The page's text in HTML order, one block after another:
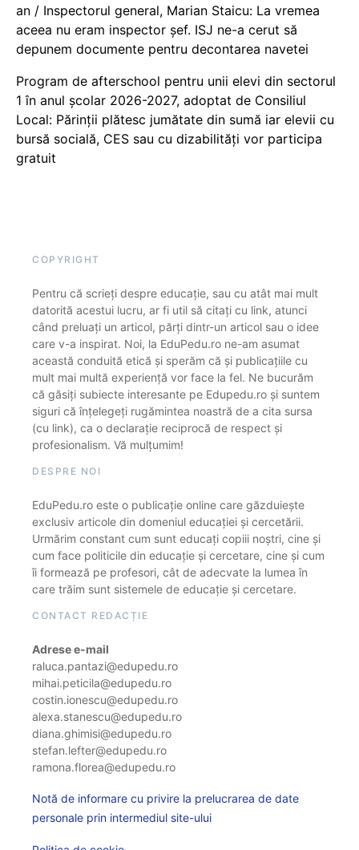
an / Inspectorul general, Marian Staicu: La vremea
aceea nu eram inspector șef. ISJ ne-a cerut să
depunem documente pentru decontarea navetei
Program de afterschool pentru unii elevi din sectorul
1 în anul școlar 2026-2027, adoptat de Consiliul
Local: Părinții plătesc jumătate din sumă iar elevii cu
bursă socială, CES sau cu dizabilităţi vor participa
gratuit
COPYRIGHT
Pentru că scrieți despre educație, sau cu atât mai mult
datorită acestui lucru, ar fi util să citați cu link, atunci
când preluați un articol, părți dintr-un articol sau o idee
care v-a inspirat. Noi, la EduPedu.ro ne-am asumat
această conduită etică și sperăm că și publicațiile cu
mult mai multă experiență vor face la fel. Ne bucurăm
că găsiți subiecte interesante pe Edupedu.ro și suntem
siguri că înțelegeți rugămintea noastră de a cita sursa
(cu link), ca o declarație reciprocă de respect și
profesionalism. Vă mulțumim!
DESPRE NOI
EduPedu.ro este o publicație online care găzduiește
exclusiv articole din domeniul educației și cercetării.
Urmărim constant cum sunt educați copiii noștri, cine și
cum face politicile din educație și cercetare, cine și cum
îi formează pe profesori, cât de adecvate la lumea în
care trăim sunt sistemele de educație și cercetare.
CONTACT REDACȚIE
Adrese e-mail
raluca.pantazi@edupedu.ro
mihai.peticila@edupedu.ro
costin.ionescu@edupedu.ro
alexa.stanescu@edupedu.ro
diana.ghimisi@edupedu.ro
stefan.lefter@edupedu.ro
ramona.florea@edupedu.ro
Notă de informare cu privire la prelucrarea de date
personale prin intermediul site-ului